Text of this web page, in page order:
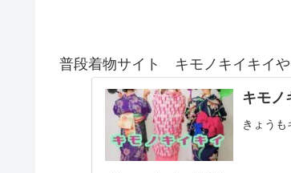
普段着物サイト キモノキイキイや
キモノ
きょう